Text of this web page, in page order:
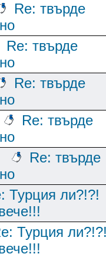
Re: твърде
Re: твърде
Re: твърде
Re: твърде
Re: твърде
Турция ли?!?!
Турция